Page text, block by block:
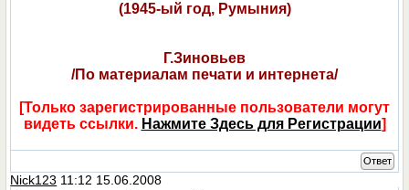
(1945-ый год, Румыния)
Г.Зиновьев
/По материалам печати и интернета/
[Только зарегистрированные пользователи могут
видеть ссылки. Нажмите Здесь для Регистрации]
Ответ
Nick123 11:12 15.06.2008